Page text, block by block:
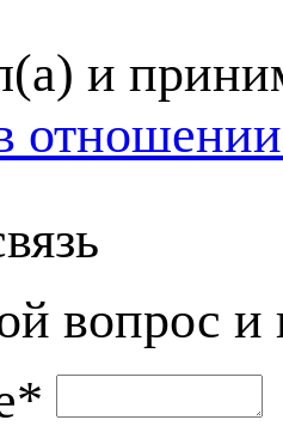
и
вопрос
*